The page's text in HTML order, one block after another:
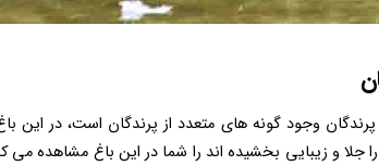
پرندگان وجود گونه های متعدد از پرندگان است، در این
و زیبایی بخشیده اند را شما در این باغ مشاهده می